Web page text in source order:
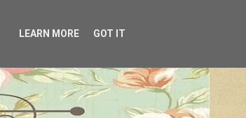
LEARN MORE GOT IT